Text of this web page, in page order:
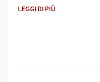
LEGGI DI PIÙ